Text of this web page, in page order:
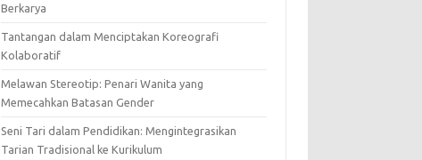
Berkarya
Tantangan dalam Menciptakan Koreografi
Kolaboratif
Melawan Stereotip: Penari Wanita yang
Memecahkan Batasan Gender
Seni Tari dalam Pendidikan: Mengintegrasikan
Tarian Tradisional ke Kurikulum